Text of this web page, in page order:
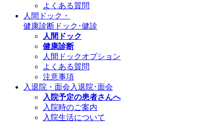
よくある質問
人間ドック・
健康診断 ドック･健診
人間ドック
健康診断
人間ドックオプション
よくある質問
注意事項
入退院・面会 入退院･面会
入院予定の患者さんへ
入院時のご案内
入院生活について